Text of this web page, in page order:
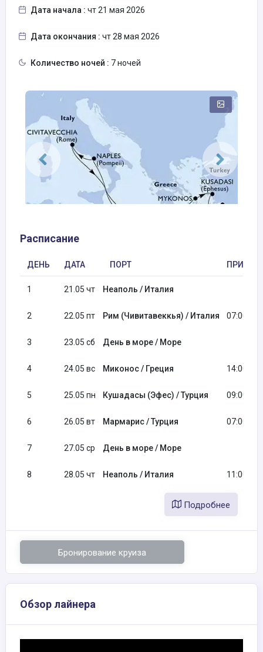
Дата начала : чт 21 мая 2026
Дата окончания : чт 28 мая 2026
Количество ночей : 7 ночей
Расписание
ДЕНЬ ДАТА ПОРТ
1 21.05 чт Неаполь / Италия
2 22.05 пт Рим (Чивитавеккья) / Италия 07:00
3 23.05 сб День в море / Море
4 24.05 вс Миконос / Греция 14:00
5 25.05 пн Кушадасы (Эфес) / Турция 09:00
6 26.05 вт Мармарис / Турция 07:00
7 27.05 ср День в море / Море
8 28.05 чт Неаполь / Италия 11:00
Подробнее
Бронирование круиза
Обзор лайнера